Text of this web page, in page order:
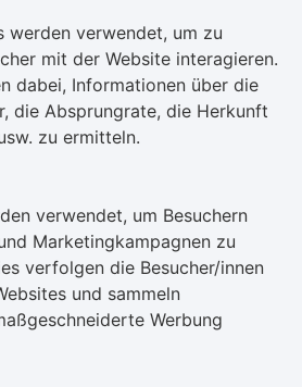
werden verwendet, um zu
mit der Website interagieren.
dabei, Informationen über die
die Absprungrate, die Herkunft
zu ermitteln.
verwendet, um Besuchern
Marketingkampagnen zu
verfolgen die Besucher/innen
und sammeln
Werbung